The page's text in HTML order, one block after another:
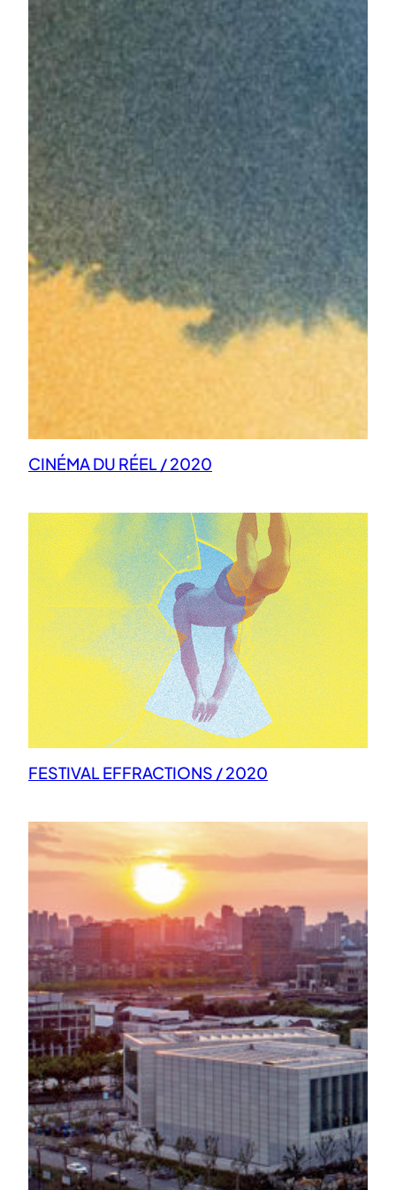
CINÉMA DU RÉEL / 2020
FESTIVAL EFFRACTIONS / 2020